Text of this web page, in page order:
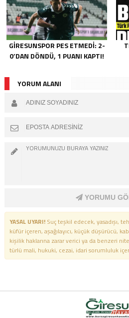
GIRESUNSPOR PES ETMEDI: 2-
0’DAN DÖNDÜ, 1 PUANI KAPTI!
YORUM ALANI
YORUMU
YASAL UYARI!Suç teşkil edecek, yasadışı,
küfür içeren, aşağılayıcı, küçük düşürücü,
kişilik haklarına zarar verici ya da benzeri
türlü mali, hukuki, cezai, idari sorumluluk